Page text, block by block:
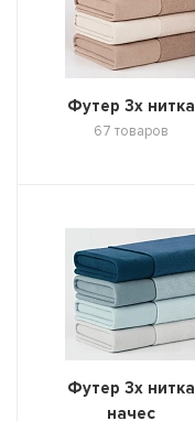
Футер 3х нитка
67 товаров
Футер 3х нитка
начес